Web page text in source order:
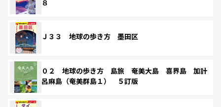
８
Ｊ３３ 地球の歩き方 墨田区
０２ 地球の歩き方 島旅 奄美大島 喜界島 加計
呂麻島（奄美群島１） ５訂版